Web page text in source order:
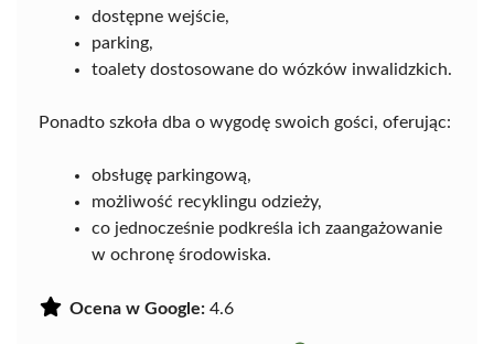
dostępne wejście,
parking,
toalety dostosowane do wózków inwalidzkich.
Ponadto szkoła dba o wygodę swoich gości, oferując:
obsługę parkingową,
możliwość recyklingu odzieży,
co jednocześnie podkreśla ich zaangażowanie
w ochronę środowiska.
Ocena w Google: 4.6